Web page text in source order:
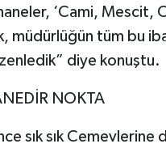
‘Cami, Mescit,
müdürlüğün tüm bu
diye konuştu.
NOKTA
sık sık